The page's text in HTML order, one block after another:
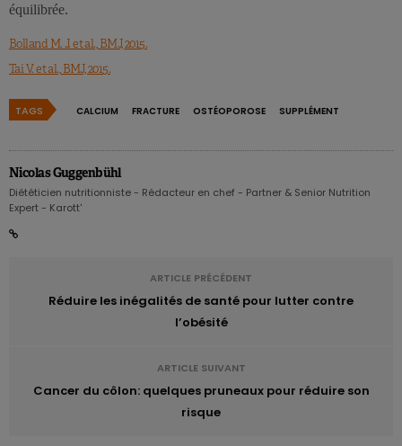
équilibrée.
Bolland M. J. et al., BMJ, 2015.
Tai V. et al., BMJ, 2015.
TAGS CALCIUM FRACTURE OSTÉOPOROSE SUPPLÉMENT
Nicolas Guggenbühl
Diététicien nutritionniste - Rédacteur en chef - Partner & Senior Nutrition
Expert - Karott'
ARTICLE PRÉCÉDENT
Réduire les inégalités de santé pour lutter contre
l’obésité
ARTICLE SUIVANT
Cancer du côlon: quelques pruneaux pour réduire son
risque